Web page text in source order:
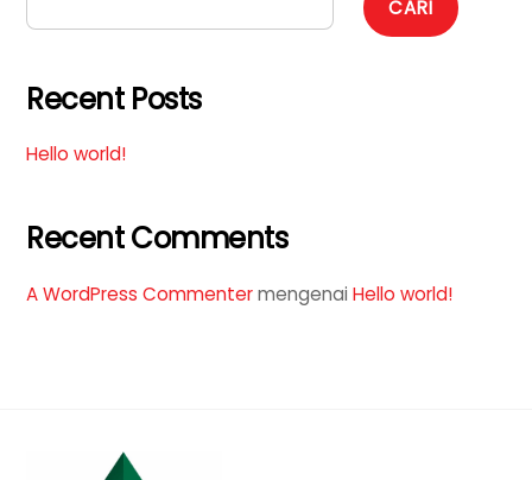
CARI
Recent Posts
Hello world!
Recent Comments
A WordPress CommentermengenaiHello world!